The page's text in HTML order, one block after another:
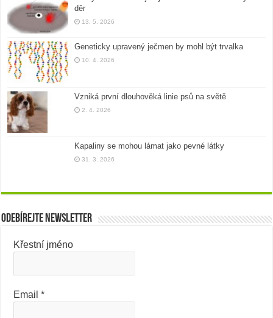
děr
13. 5. 2026
Geneticky upravený ječmen by mohl být trvalka
10. 4. 2026
Vzniká první dlouhověká linie psů na světě
2. 4. 2026
Kapaliny se mohou lámat jako pevné látky
31. 3. 2026
Odebírejte newsletter
Křestní jméno
Email*